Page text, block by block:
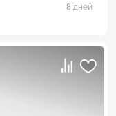
8 дней